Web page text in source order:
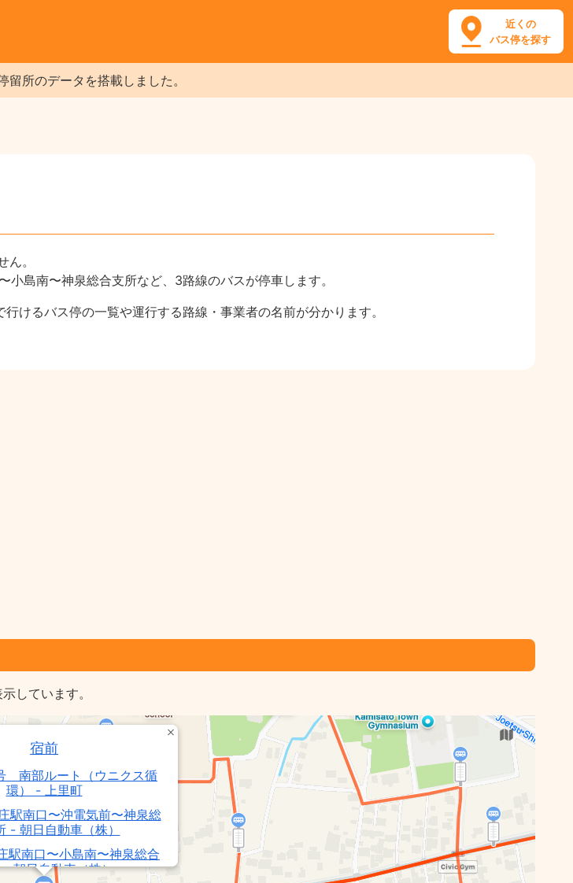
近くの
バス停を探す
所のデータを搭載しました。
。
島南〜神泉総合支所など、3路線のバスが停車します。
けるバス停の一覧や運行する路線・事業者の名前が分かります。
しています。
宿前
南部ルート（ウニクス循
環） - 上里町
駅南口〜沖電気前〜神泉総
- 朝日自動車（株）
駅南口〜小島南〜神泉総合
- 朝日自動車（株）